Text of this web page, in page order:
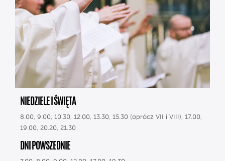
NIEDZIELE I ŚWIĘTA
8.00, 9.00, 10.30, 12.00, 13.30, 15.30 (oprócz VII i VIII), 17.00,
19.00, 20.20, 21.30
DNI POWSZEDNIE